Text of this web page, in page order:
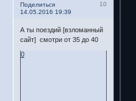
Поделиться
10
14.05.2016 19:39
А ты поездий [взломанный
сайт] смотри от 35 до 40
0